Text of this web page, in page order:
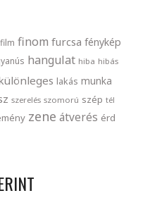
film finom furcsa fénykép
hangulat hiba hibás
lakás munka
szerelés szomorú szép tél
zene átverés érd